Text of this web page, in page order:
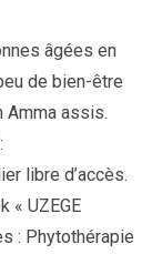
âgées en
de bien-être
Amma assis.
libre d’accès.
« UZEGE
: Phytothérapie